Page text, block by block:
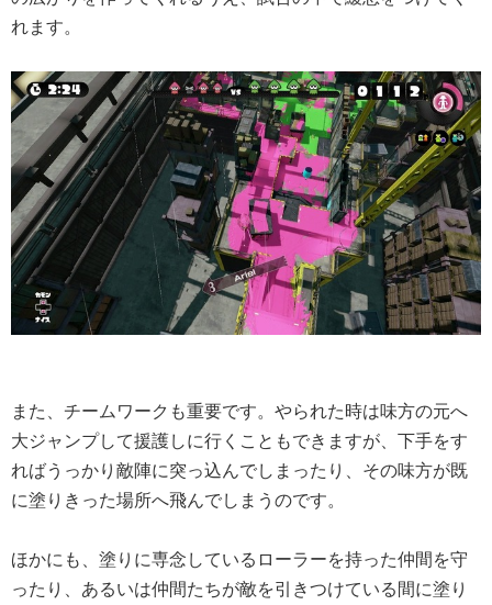
れます。
また、チームワークも重要です。やられた時は味方の元へ
大ジャンプして援護しに行くこともできますが、下手をす
ればうっかり敵陣に突っ込んでしまったり、その味方が既
に塗りきった場所へ飛んでしまうのです。
ほかにも、塗りに専念しているローラーを持った仲間を守
ったり、あるいは仲間たちが敵を引きつけている間に塗り